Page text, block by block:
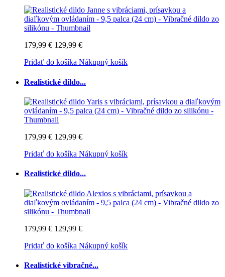
179,99 € 129,99 €
Pridať do košíka Nákupný košík
Realistické dildo...
179,99 € 129,99 €
Pridať do košíka Nákupný košík
Realistické dildo...
179,99 € 129,99 €
Pridať do košíka Nákupný košík
Realistické vibračné...